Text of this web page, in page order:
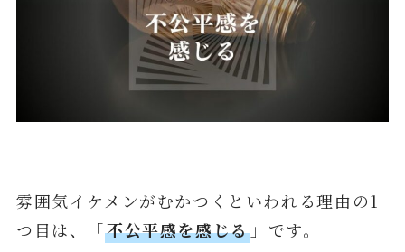
雰囲気イケメンがむかつくといわれる理由の1
つ目は、「不公平感を感じる」です。